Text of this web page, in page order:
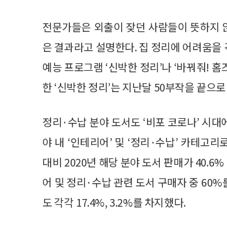
전문가들은 외출이 잦던 사람들이 뜻하지
은 결과라고 설명한다. 집 정리에 어려움
예능 프로그램 ‘신박한 정리’나 ‘바꿔줘!
한 ‘신박한 정리’는 지난달 50부작을 끝으
정리·수납 분야 도서도 ‘비포 코로나’ 시
야 내 ‘인테리어’ 및 ‘정리·수납’ 카테고
대비 2020년 해당 분야 도서 판매가
어 및 정리·수납 관련 도서 구매자 중
도 각각 17.4%, 3.2%를 차지했다.